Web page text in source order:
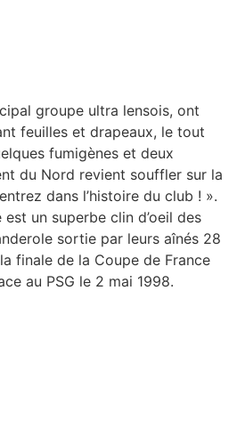
groupe ultra lensois, ont
feuilles et drapeaux, le tout
fumigènes et deux
du Nord revient souffler sur la
dans l’histoire du club ! ».
un superbe clin d’oeil des
sortie par leurs aînés 28
finale de la Coupe de France
au PSG le 2 mai 1998.